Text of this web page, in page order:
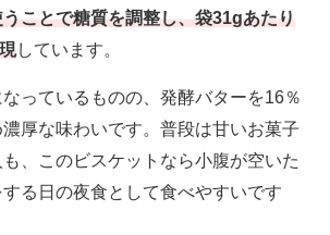
ことで糖質を調整し、袋31gあたり
しています。
っているものの、発酵バターを16％
厚な味わいです。普段は甘いお菓子
、このビスケットなら小腹が空いた
る日の夜食として食べやすいです